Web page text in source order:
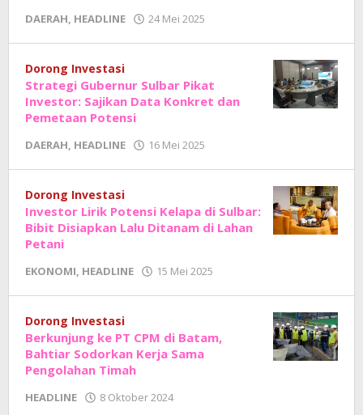
DAERAH, HEADLINE 24 Mei 2025
Junaedi
Dorong Investasi
Strategi Gubernur Sulbar Pikat
Investor: Sajikan Data Konkret dan
Pemetaan Potensi
DAERAH, HEADLINE 16 Mei 2025
Junaedi
Dorong Investasi
Investor Lirik Potensi Kelapa di Sulbar:
Bibit Disiapkan Lalu Ditanam di Lahan
Petani
EKONOMI, HEADLINE 15 Mei 2025
Junaedi
Dorong Investasi
Berkunjung ke PT CPM di Batam,
Bahtiar Sodorkan Kerja Sama
Pengolahan Timah
HEADLINE 8 Oktober 2024